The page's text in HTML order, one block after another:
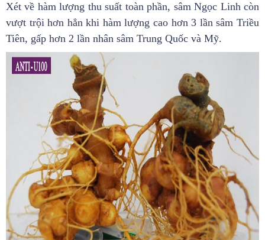
Xét về hàm lượng thu suất toàn phần, sâm Ngọc Linh còn
vượt trội hơn hẳn khi hàm lượng cao hơn 3 lần sâm Triều
Tiên, gấp hơn 2 lần nhân sâm Trung Quốc và Mỹ.